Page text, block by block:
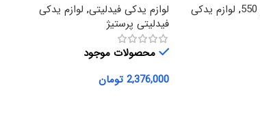
, لوازم یدکی
لوازم یدکی فیدلیتی, لوازم یدکی
فیدلیتی پرستیژ
محصولات موجود
2,376,000 تومان